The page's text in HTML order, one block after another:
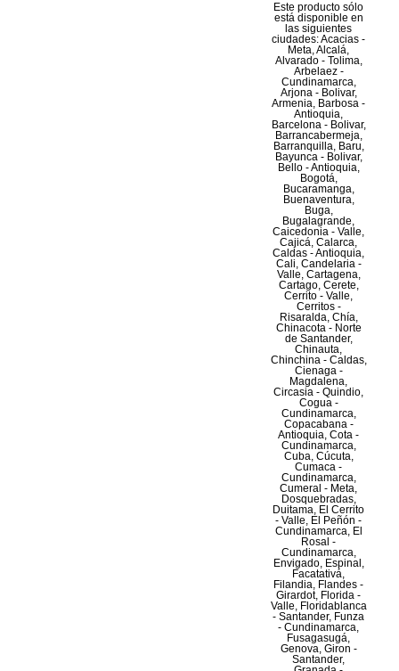
Este producto sólo
está disponible en
las siguientes
ciudades: Acacias -
Meta, Alcalá,
Alvarado - Tolima,
Arbelaez -
Cundinamarca,
Arjona - Bolivar,
Armenia, Barbosa -
Antioquia,
Barcelona - Bolivar,
Barrancabermeja,
Barranquilla, Baru,
Bayunca - Bolivar,
Bello - Antioquia,
Bogotá,
Bucaramanga,
Buenaventura,
Buga,
Bugalagrande,
Caicedonia - Valle,
Cajicá, Calarca,
Caldas - Antioquia,
Cali, Candelaria -
Valle, Cartagena,
Cartago, Cerete,
Cerrito - Valle,
Cerritos -
Risaralda, Chía,
Chinacota - Norte
de Santander,
Chinauta,
Chinchina - Caldas,
Cienaga -
Magdalena,
Circasia - Quindio,
Cogua -
Cundinamarca,
Copacabana -
Antioquia, Cota -
Cundinamarca,
Cuba, Cúcuta,
Cumaca -
Cundinamarca,
Cumeral - Meta,
Dosquebradas,
Duitama, El Cerrito
- Valle, El Peñón -
Cundinamarca, El
Rosal -
Cundinamarca,
Envigado, Espinal,
Facatativá,
Filandia, Flandes -
Girardot, Florida -
Valle, Floridablanca
- Santander, Funza
- Cundinamarca,
Fusagasugá,
Genova, Giron -
Santander,